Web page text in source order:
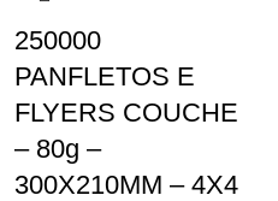
250000
PANFLETOS E
FLYERS COUCHE
– 80g –
300X210MM – 4X4